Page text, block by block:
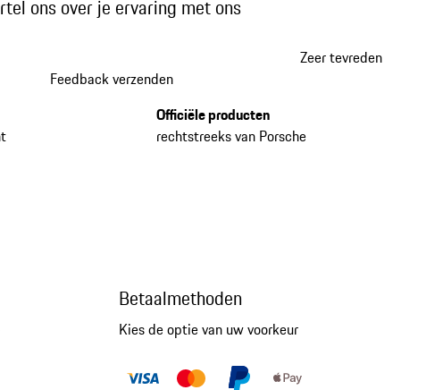
ons over je ervaring met ons
Zeer tevreden
Feedback verzenden
Officiële producten
rechtstreeks van Porsche
Betaalmethoden
Kies de optie van uw voorkeur